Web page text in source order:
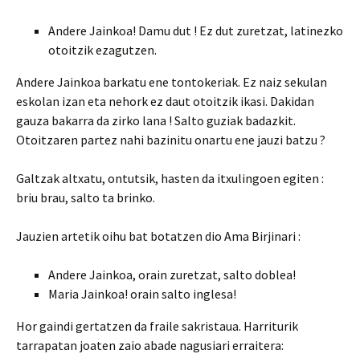
Andere Jainkoa! Damu dut ! Ez dut zuretzat, latinezko
otoitzik ezagutzen.
Andere Jainkoa barkatu ene tontokeriak. Ez naiz sekulan
eskolan izan eta nehork ez daut otoitzik ikasi. Dakidan
gauza bakarra da zirko lana ! Salto guziak badazkit.
Otoitzaren partez nahi bazinitu onartu ene jauzi batzu ?
Galtzak altxatu, ontutsik, hasten da itxulingoen egiten :
briu brau, salto ta brinko.
Jauzien artetik oihu bat botatzen dio Ama Birjinari :
Andere Jainkoa, orain zuretzat, salto doblea!
Maria Jainkoa! orain salto inglesa!
Hor gaindi gertatzen da fraile sakristaua. Harriturik
tarrapatan joaten zaio abade nagusiari erraitera: